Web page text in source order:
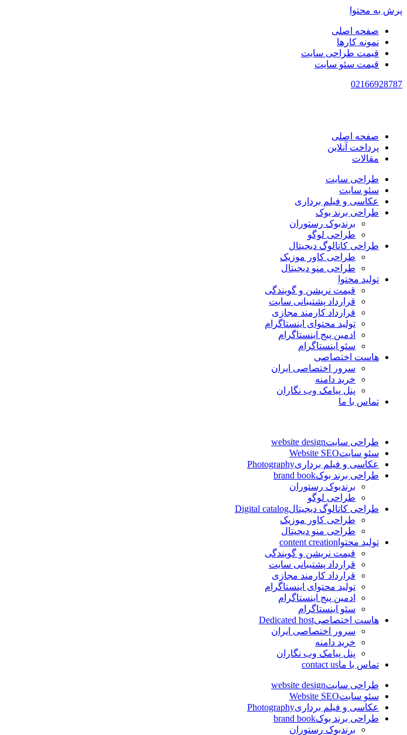
پرش به محتوا
صفحه اصلی
نمونه کارها
قیمت طراحی سایت
قیمت سئو سایت
02166928787
صفحه اصلی
پرداخت آنلاین
مقالات
طراحی سایت
سئو سایت
عکاسی و فیلم برداری
طراحی برند بوک
برندبوک رستوران
طراحی لوگو
طراحی کاتالوگ دیجیتال
طراحی کاور موزیک
طراحی منو دیجیتال
تولید محتوا
قیمت نریشن و گویندگی
قرارداد پشتیبانی سایت
قرارداد کارمند مجازی
تولید محتوای اینستاگرام
ادمین پیج اینستاگرام
سئو اینستاگرام
هاست اختصاصی
سرور اختصاصی ایران
خرید دامنه
پنل پیامک وب نگاران
تماس با ما
طراحی سایتwebsite design
سئو سایتWebsite SEO
عکاسی و فیلم برداریPhotography
طراحی برند بوکbrand book
برندبوک رستوران
طراحی لوگو
طراحی کاتالوگ دیجیتالDigital catalog
طراحی کاور موزیک
طراحی منو دیجیتال
تولید محتوا content creation
قیمت نریشن و گویندگی
قرارداد پشتیبانی سایت
قرارداد کارمند مجازی
تولید محتوای اینستاگرام
ادمین پیج اینستاگرام
سئو اینستاگرام
هاست اختصاصیDedicated host
سرور اختصاصی ایران
خرید دامنه
پنل پیامک وب نگاران
تماس با ماcontact us
طراحی سایتwebsite design
سئو سایتWebsite SEO
عکاسی و فیلم برداریPhotography
طراحی برند بوکbrand book
برندبوک رستوران